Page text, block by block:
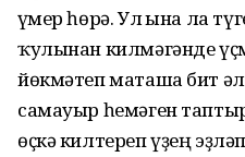
ғүмер һөрә. Ул ғына ла
ҡулынан килмәгәнде
йөкмәтеп маташа бит
самауыр һемәген
өҫкә килтереп үҙең